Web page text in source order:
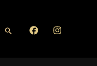
Szukaj